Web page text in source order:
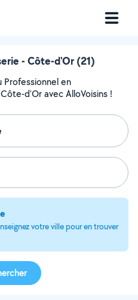
- Côte-d'Or (21)
Professionnel en
d'Or avec AlloVoisins !
votre ville pour en trouver